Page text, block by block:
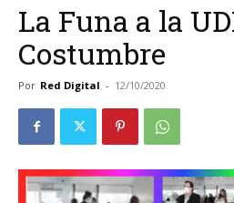
La Funa a la
Costumbre
Por Red Digital - 12/10/2020